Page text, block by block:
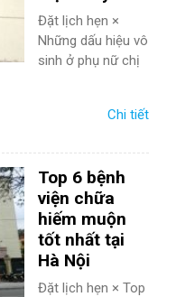
Đặt lịch hẹn ×
Những dấu hiệu vô
sinh ở phụ nữ chị
Chi tiết
Top 6 bệnh
viện chữa
hiếm muộn
tốt nhất tại
Hà Nội
Đặt lịch hẹn × Top